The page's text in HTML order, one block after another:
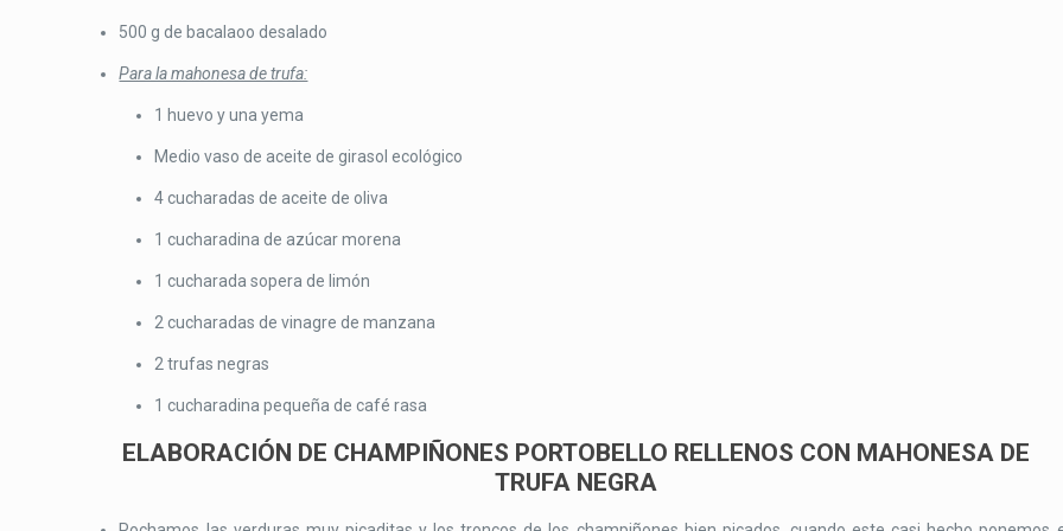
500 g de bacalaoo desalado
Para la mahonesa de trufa:
1 huevo y una yema
Medio vaso de aceite de girasol ecológico
4 cucharadas de aceite de oliva
1 cucharadina de azúcar morena
1 cucharada sopera de limón
2 cucharadas de vinagre de manzana
2 trufas negras
1 cucharadina pequeña de café rasa
ELABORACIÓN DE CHAMPIÑONES PORTOBELLO RELLENOS CON MAHONESA DE
TRUFA NEGRA